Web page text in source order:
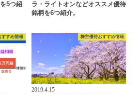
5つ紹
ラ・ライトオンなどオススメ優待
銘柄を6つ紹介。
すすめ情報 株主優待おすすめ情報
2019.4.15